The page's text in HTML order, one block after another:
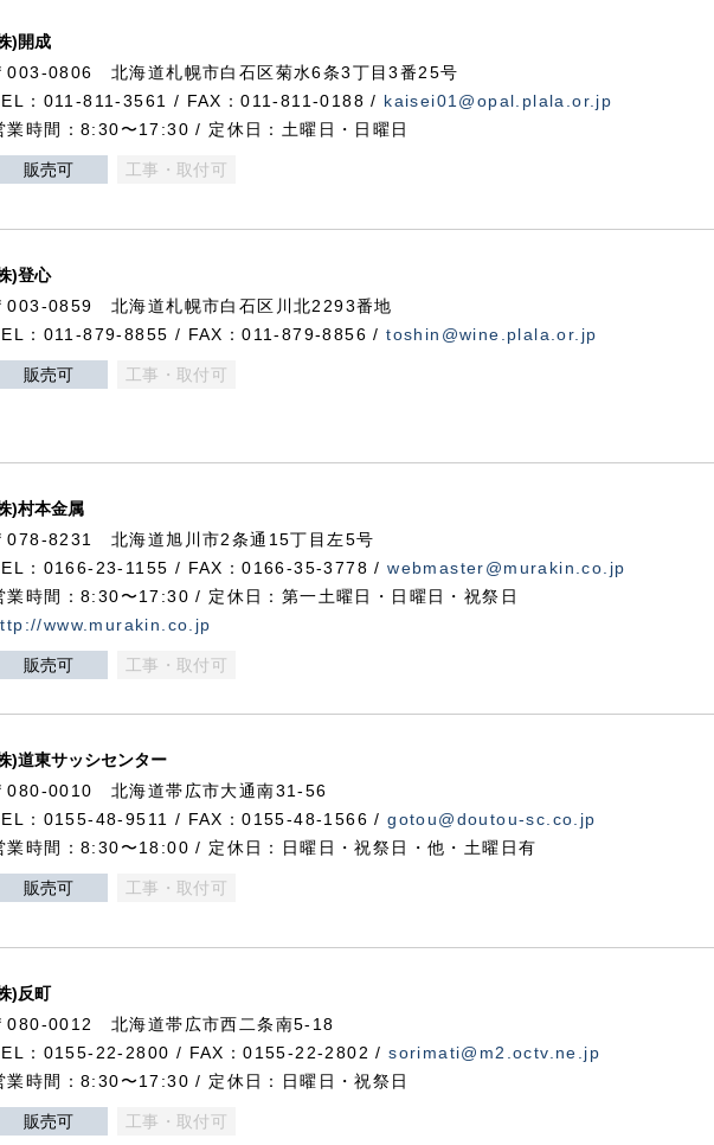
)開成
003-0806 北海道札幌市白石区菊水6条3丁目3番25号
：011-811-3561 / FAX：011-811-0188 / kaisei01@opal.plala.or.jp
業時間：8:30〜17:30 / 定休日：土曜日・日曜日
販売可 工事・取付可
)登心
003-0859 北海道札幌市白石区川北2293番地
：011-879-8855 / FAX：011-879-8856 /toshin@wine.plala.or.jp
販売可 工事・取付可
)村本金属
078-8231 北海道旭川市2条通15丁目左5号
：0166-23-1155 / FAX：0166-35-3778 /webmaster@murakin.co.jp
業時間：8:30〜17:30 / 定休日：第一土曜日・日曜日・祝祭日
www.murakin.co.jp
販売可 工事・取付可
)道東サッシセンター
080-0010 北海道帯広市大通南31-56
：0155-48-9511 / FAX：0155-48-1566 /gotou@doutou-sc.co.jp
業時間：8:30〜18:00 / 定休日：日曜日・祝祭日・他・土曜日有
販売可 工事・取付可
)反町
080-0012 北海道帯広市西二条南5-18
：0155-22-2800 / FAX：0155-22-2802 /sorimati@m2.octv.ne.jp
業時間：8:30〜17:30 / 定休日：日曜日・祝祭日
販売可 工事・取付可